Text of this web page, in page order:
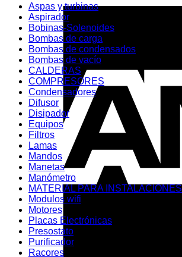
Aspas y turbinas
Aspirador
Bobinas-Solenoides
Bombas de carga
Bombas de condensados
Bombas de vacío
CALDERAS
COMPRESORES
Condensadores
Difusor
Disipador
Equipos
Filtros
Lamas
Mandos
Manetas
Manómetro
MATERIAL PARA INSTALACIONES
Modulos wifi
Motores
Placas Electrónicas
Presostato
Purificador
Racores